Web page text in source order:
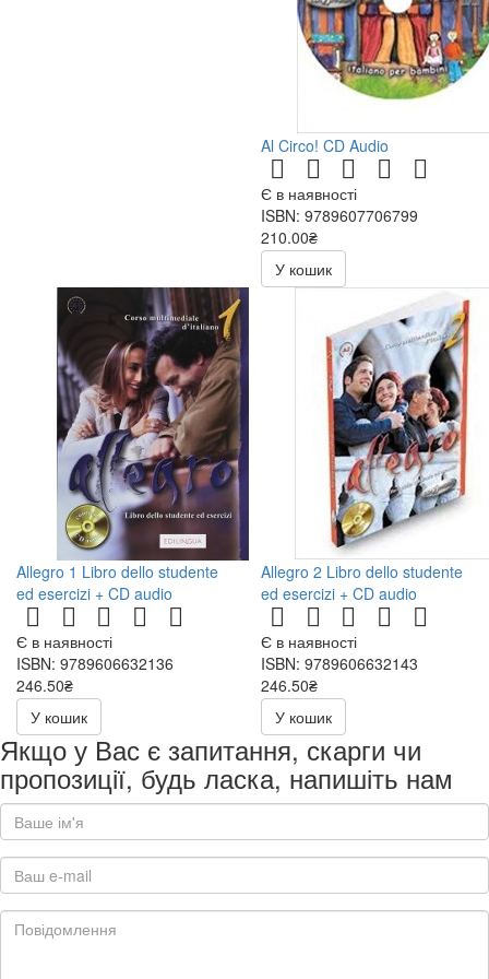
Al Circo! CD Audio
Є в наявності
ISBN: 9789607706799
210.00₴
300.00₴
У кошик
Allegro 1 Libro dello studente
ed esercizi + CD audio
Є в наявності
ISBN: 9789606632136
246.50₴
493.00₴
У кошик
Allegro 2 Libro dello studente
ed esercizi + CD audio
Є в наявності
ISBN: 9789606632143
246.50₴
493.00₴
У кошик
Якщо у Вас є запитання, скарги чи
пропозиції, будь ласка, напишіть нам